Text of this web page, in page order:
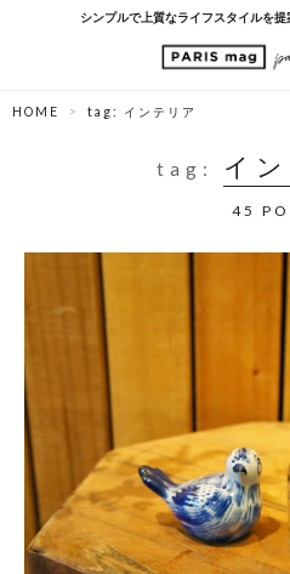
シンプルで上質なライフスタイルを
HOME tag: インテリア
tag: イ
45